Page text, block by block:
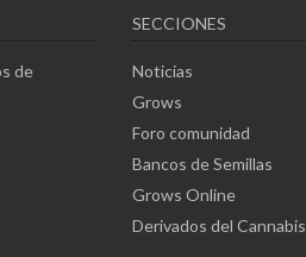
de
SECCIONES
Noticias
Grows
Foro comunidad
Bancos de Semillas
Grows Online
Derivados del Cannabis